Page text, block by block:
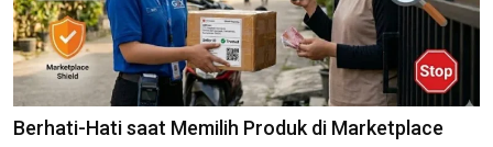
Berhati-Hati saat Memilih Produk di Marketplace